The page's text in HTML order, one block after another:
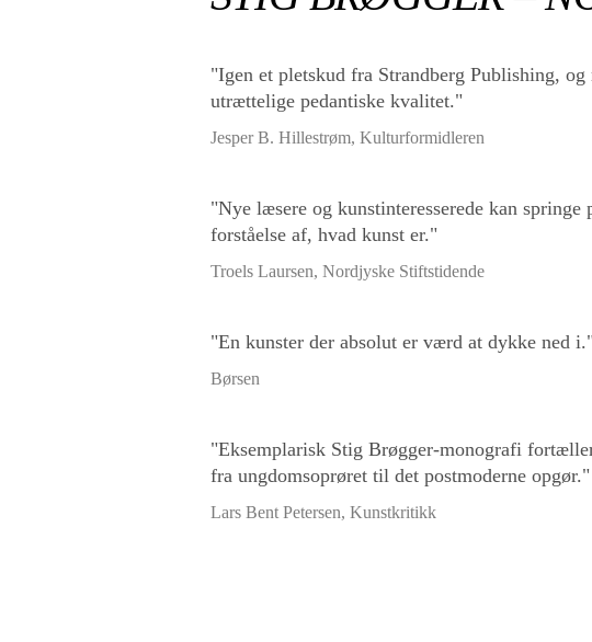
"Igen et pletskud fra Strandberg Publishing,
utrættelige pedantiske kvalitet."
Jesper B. Hillestrøm, Kulturformidleren
"Nye læsere og kunstinteresserede kan springe
forståelse af, hvad kunst er."
Troels Laursen, Nordjyske Stiftstidende
"En kunster der absolut er værd at dykke ned
Børsen
"Eksemplarisk Stig Brøgger-monografi
fra ungdomsoprøret til det postmoderne opgør."
Lars Bent Petersen, Kunstkritikk